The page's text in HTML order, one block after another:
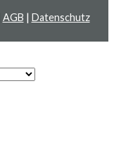
AGB | Datenschutz